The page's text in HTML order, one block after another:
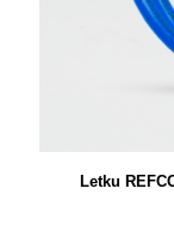
Letku